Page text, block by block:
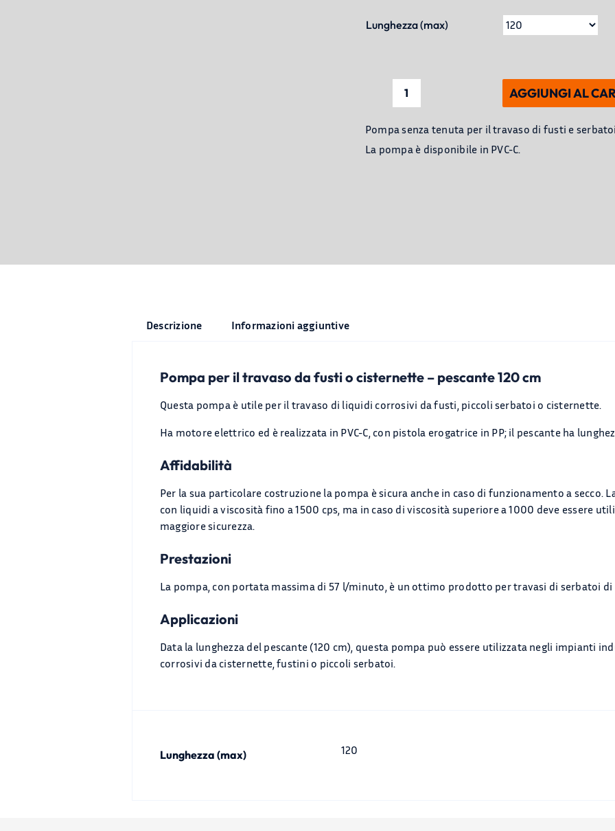
Lunghezza (max)
Pompa
fusti
e
AGGIUNGI AL
Pompa senza tenuta per il travaso di fusti e
La pompa è disponibile in PVC-C.
Descrizione Informazioni aggiuntive
Pompa per il travaso da fusti o cisternette – pescante 120 cm
Questa pompa è utile per il travaso di liquidi corrosivi da fusti, piccoli serbatoi o cisternette.
Ha motore elettrico ed è realizzata in PVC-C, con pistola erogatrice in PP; il pescante ha
Affidabilità
Per la sua particolare costruzione la pompa è sicura anche in caso di funzionamento a secco.
con liquidi a viscosità fino a 1500 cps, ma in caso di viscosità superiore a 1000 deve essere
maggiore sicurezza.
Prestazioni
La pompa, con portata massima di 57 l/minuto, è un ottimo prodotto per travasi di serbatoi
Applicazioni
Data la lunghezza del pescante (120 cm), questa pompa può essere utilizzata negli impianti
corrosivi da cisternette, fustini o piccoli serbatoi.
Lunghezza (max) 120